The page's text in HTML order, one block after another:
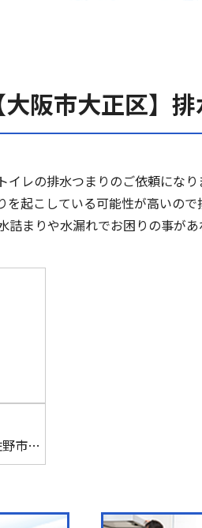
阪市大正区】
レの排水つまりのご依頼にな
起こしている可能性が高いの
まりや水漏れでお困りの事が
野市…